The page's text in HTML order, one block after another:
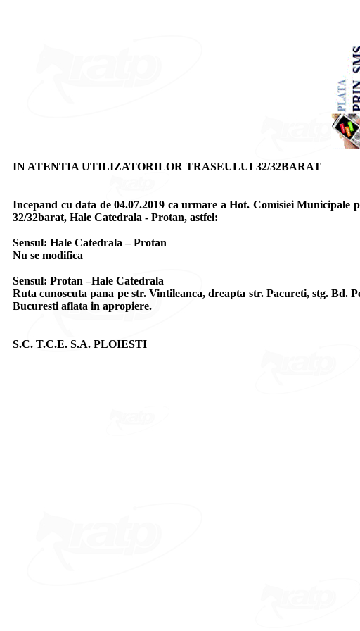
IN ATENTIA UTILIZATORILOR TRASEULUI 32/32BARAT
Incepand cu data de 04.07.2019 ca urmare a Hot. Comisiei
32/32barat, Hale Catedrala - Protan, astfel:
Sensul: Hale Catedrala – Protan
Nu se modifica
Sensul: Protan –Hale Catedrala
Ruta cunoscuta pana pe str. Vintileanca, dreapta str. Pacureti, stg.
Bucuresti aflata in apropiere.
S.C. T.C.E. S.A. PLOIESTI